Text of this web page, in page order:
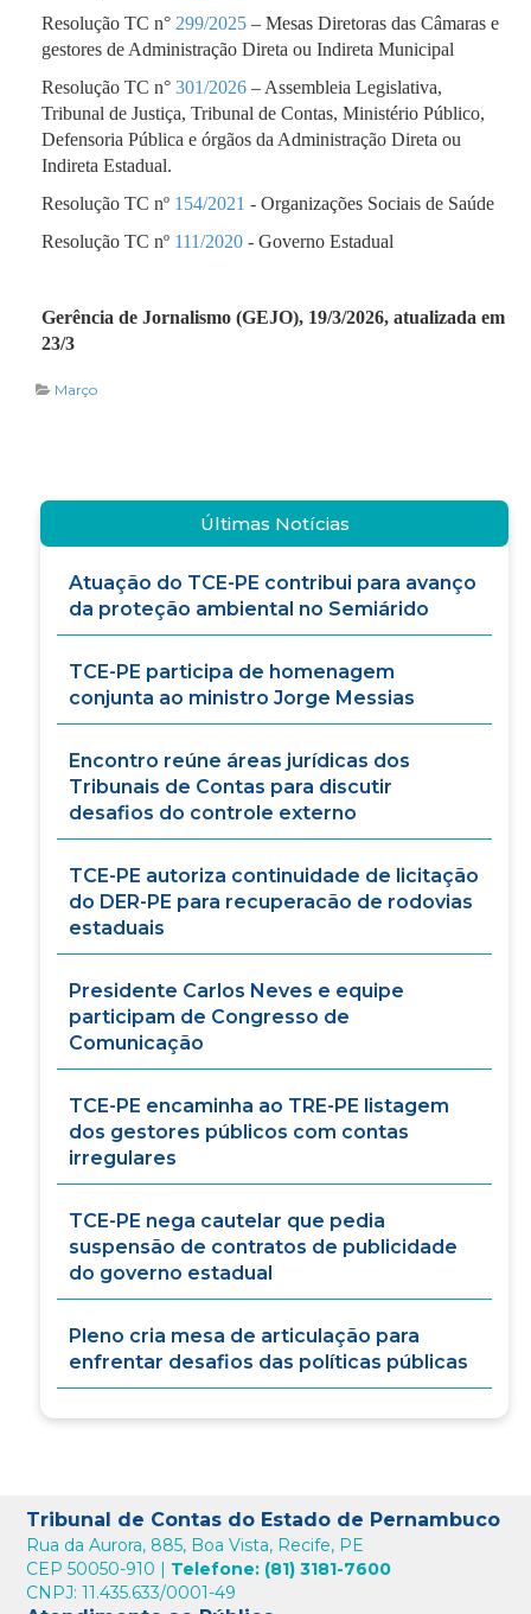
Resolução TC n° 299/2025 – Mesas Diretoras das Câmaras e
gestores de Administração Direta ou Indireta Municipal
Resolução TC n° 301/2026 – Assembleia Legislativa,
Tribunal de Justiça, Tribunal de Contas, Ministério Público,
Defensoria Pública e órgãos da Administração Direta ou
Indireta Estadual.
Resolução TC nº 154/2021 - Organizações Sociais de Saúde
Resolução TC nº 111/2020 - Governo Estadual
Gerência de Jornalismo (GEJO), 19/3/2026, atualizada em
23/3
Março
Últimas Notícias
Atuação do TCE-PE contribui para avanço
da proteção ambiental no Semiárido
TCE-PE participa de homenagem
conjunta ao ministro Jorge Messias
Encontro reúne áreas jurídicas dos
Tribunais de Contas para discutir
desafios do controle externo
TCE-PE autoriza continuidade de licitação
do DER-PE para recuperacão de rodovias
estaduais
Presidente Carlos Neves e equipe
participam de Congresso de
Comunicação
TCE-PE encaminha ao TRE-PE listagem
dos gestores públicos com contas
irregulares
TCE-PE nega cautelar que pedia
suspensão de contratos de publicidade
do governo estadual
Pleno cria mesa de articulação para
enfrentar desafios das políticas públicas
Tribunal de Contas do Estado de Pernambuco
Rua da Aurora, 885, Boa Vista, Recife, PE
CEP 50050-910 | Telefone: (81) 3181-7600
CNPJ: 11.435.633/0001-49